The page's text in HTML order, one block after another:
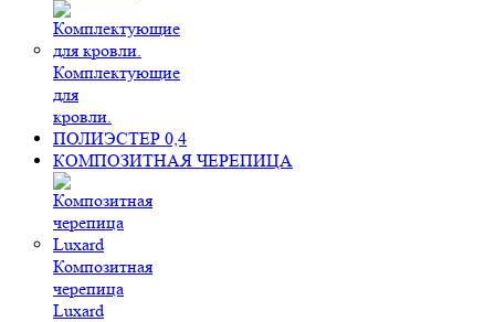
Комплектующие
для
кровли.
ПОЛИЭСТЕР 0,4
КОМПОЗИТНАЯ ЧЕРЕПИЦА
Композитная
черепица
Luxard